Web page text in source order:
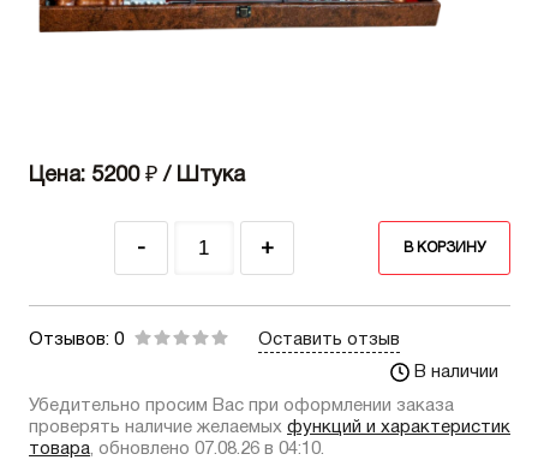
Цена: 5200 ₽ / Штука
- + В КОРЗИНУ
Отзывов: 0
Оставить отзыв
В наличии
Убедительно просим Вас при оформлении заказа
проверять наличие желаемых функций и характеристик
товара, обновлено 07.08.26 в 04:10.